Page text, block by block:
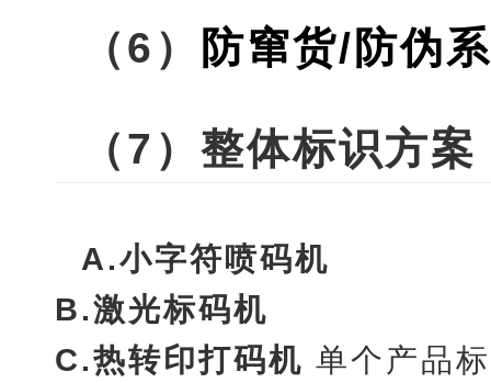
（6） 防窜货/ 防伪
（7）整体标识方案
A.小字符喷码机
B.激光标码机
C.热转印打码机 单个产品